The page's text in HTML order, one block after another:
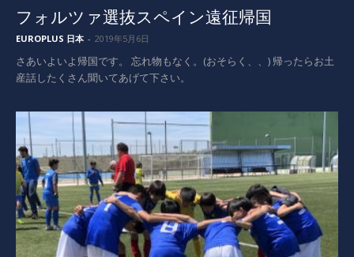
フォルツァ選抜スペイン遠征帰国
EUROPLUS 日本 - 2019年5月6日
さあいよいよ帰国です。 忘れ物もなく。(おそらく、、) 帰ったらお土
産話したくさん聞いてあげて下さい。